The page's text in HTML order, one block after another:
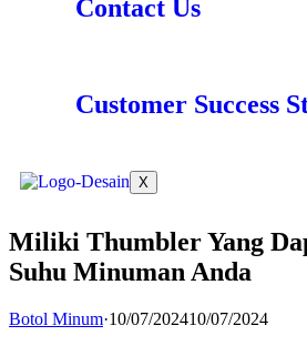
Contact Us
Customer Success
X
Miliki Thumbler Yang
Suhu Minuman Anda
Botol Minum·10/07/202410/07/2024